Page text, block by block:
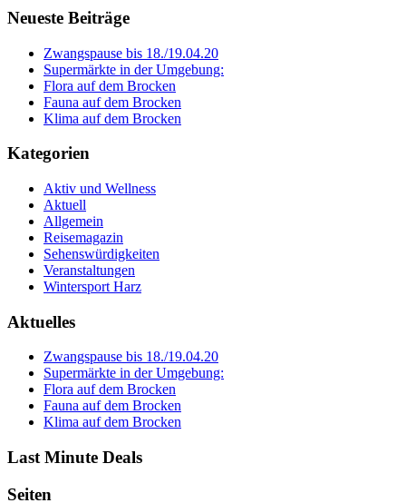
Neueste Beiträge
Zwangspause bis 18./19.04.20
Supermärkte in der Umgebung:
Flora auf dem Brocken
Fauna auf dem Brocken
Klima auf dem Brocken
Kategorien
Aktiv und Wellness
Aktuell
Allgemein
Reisemagazin
Sehenswürdigkeiten
Veranstaltungen
Wintersport Harz
Aktuelles
Zwangspause bis 18./19.04.20
Supermärkte in der Umgebung:
Flora auf dem Brocken
Fauna auf dem Brocken
Klima auf dem Brocken
Last Minute Deals
Seiten